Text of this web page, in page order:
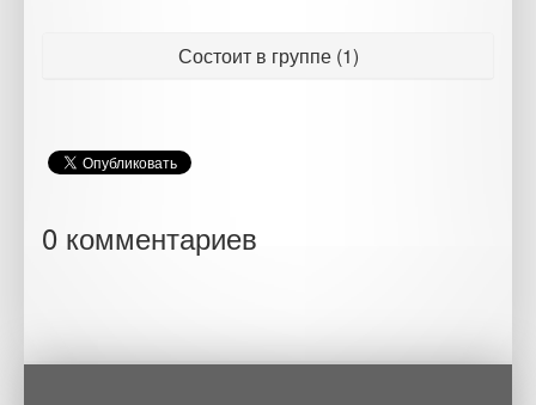
Состоит в группе (1)
0 комментариев